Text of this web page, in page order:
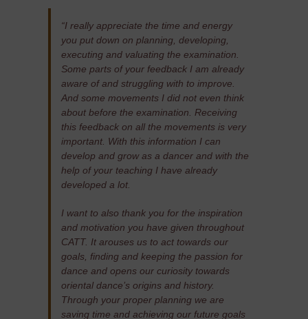
“I really appreciate the time and energy
you put down on planning, developing,
executing and valuating the examination.
Some parts of your feedback I am already
aware of and struggling with to improve.
And some movements I did not even think
about before the examination. Receiving
this feedback on all the movements is very
important. With this information I can
develop and grow as a dancer and with the
help of your teaching I have already
developed a lot.
I want to also thank you for the inspiration
and motivation you have given throughout
CATT. It arouses us to act towards our
goals, finding and keeping the passion for
dance and opens our curiosity towards
oriental dance’s origins and history.
Through your proper planning we are
saving time and achieving our future goals